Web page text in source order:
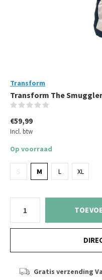
Transform
Transform The
€59,99
Incl. btw
Op voorraad
S M L XL
Gratis verzending